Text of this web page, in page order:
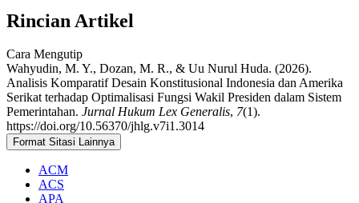
Rincian Artikel
Cara Mengutip
Wahyudin, M. Y., Dozan, M. R., & Uu Nurul Huda. (2026).
Analisis Komparatif Desain Konstitusional Indonesia dan Amerika
Serikat terhadap Optimalisasi Fungsi Wakil Presiden dalam Sistem
Pemerintahan. Jurnal Hukum Lex Generalis, 7(1).
https://doi.org/10.56370/jhlg.v7i1.3014
Format Sitasi Lainnya
ACM
ACS
APA